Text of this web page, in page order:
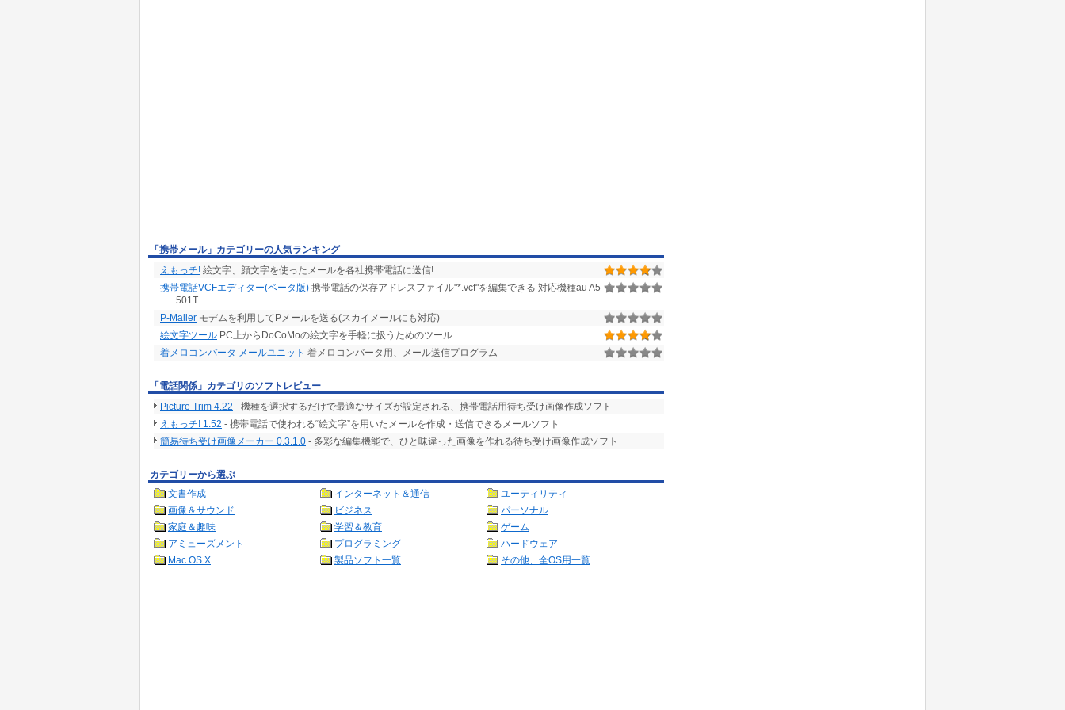
「携帯メール」カテゴリーの人気ランキング
えもっチ! 絵文字、顔文字を使ったメールを各社携帯電話に送信!
携帯電話VCFエディター(ベータ版) 携帯電話の保存アドレスファイル"*.vcf"を編集できる 対応機種au A5
501T
P-Mailer モデムを利用してPメールを送る(スカイメールにも対応)
絵文字ツール PC上からDoCoMoの絵文字を手軽に扱うためのツール
着メロコンバータ メールユニット 着メロコンバータ用、メール送信プログラム
「電話関係」カテゴリのソフトレビュー
Picture Trim 4.22 - 機種を選択するだけで最適なサイズが設定される、携帯電話用待ち受け画像作成ソフト
えもっチ! 1.52 - 携帯電話で使われる“絵文字”を用いたメールを作成・送信できるメールソフト
簡易待ち受け画像メーカー 0.3.1.0 - 多彩な編集機能で、ひと味違った画像を作れる待ち受け画像作成ソフト
カテゴリーから選ぶ
文書作成
インターネット＆通信
ユーティリティ
画像＆サウンド
ビジネス
パーソナル
家庭＆趣味
学習＆教育
ゲーム
アミューズメント
プログラミング
ハードウェア
Mac OS X
製品ソフト一覧 その他、全OS用一覧